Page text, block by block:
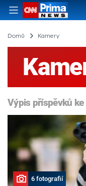
Domů Kamery
Výpis příspěvků
6 fotografií